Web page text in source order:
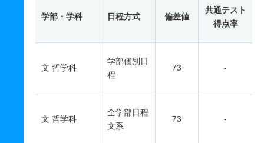
学部・学科 日程方式 偏差値
共通テスト
得点率
文 哲学科
学部個別日
程
73 -
文 哲学科
全学部日程
文系
73 -